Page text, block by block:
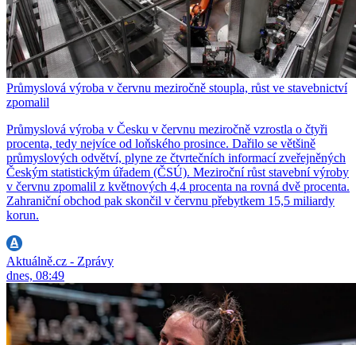
Průmyslová výroba v červnu meziročně stoupla, růst ve stavebnictví
zpomalil
Průmyslová výroba v Česku v červnu meziročně vzrostla o čtyři
procenta, tedy nejvíce od loňského prosince. Dařilo se většině
průmyslových odvětví, plyne ze čtvrtečních informací zveřejněných
Českým statistickým úřadem (ČSÚ). Meziroční růst stavební výroby
v červnu zpomalil z květnových 4,4 procenta na rovná dvě procenta.
Zahraniční obchod pak skončil v červnu přebytkem 15,5 miliardy
korun.
Aktuálně.cz - Zprávy
dnes, 08:49